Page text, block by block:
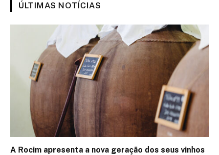
ÚLTIMAS NOTÍCIAS
A Rocim apresenta a nova geração dos seus vinhos